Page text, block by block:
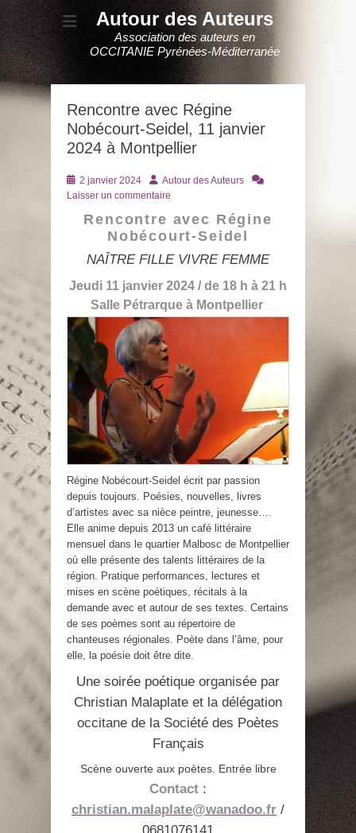
Autour des Auteurs
Association des auteurs en
OCCITANIE Pyrénées-Méditerranée
Rencontre avec Régine
Nobécourt-Seidel, 11 janvier
2024 à Montpellier
Posté
le
2 janvier 2024 AuteurAutour des Auteurs
Laisser un commentaire
Rencontre avec Régine
Nobécourt-Seidel
NAÎTRE FILLE VIVRE FEMME
Jeudi 11 janvier 2024 / de 18 h à 21 h
Salle Pétrarque à Montpellier
Régine Nobécourt-Seidel écrit par passion
depuis toujours. Poésies, nouvelles, livres
d’artistes avec sa nièce peintre, jeunesse….
Elle anime depuis 2013 un café littéraire
mensuel dans le quartier Malbosc de Montpellier
où elle présente des talents littéraires de la
région. Pratique performances, lectures et
mises en scène poétiques, récitals à la
demande avec et autour de ses textes. Certains
de ses poèmes sont au répertoire de
chanteuses régionales. Poète dans l’âme, pour
elle, la poésie doit être dite.
Une soirée poétique organisée par
Christian Malaplate et la délégation
occitane de la Société des Poètes
Français
Scène ouverte aux poètes. Entrée libre
Contact :
christian.malaplate@wanadoo.fr /